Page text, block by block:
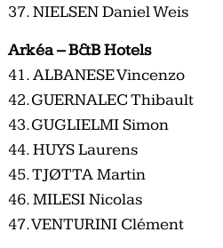
37. NIELSEN Daniel Weis
Arkéa – B&B Hotels
41. ALBANESE Vincenzo
42. GUERNALEC Thibault
43. GUGLIELMI Simon
44. HUYS Laurens
45. TJØTTA Martin
46. MILESI Nicolas
47. VENTURINI Clément